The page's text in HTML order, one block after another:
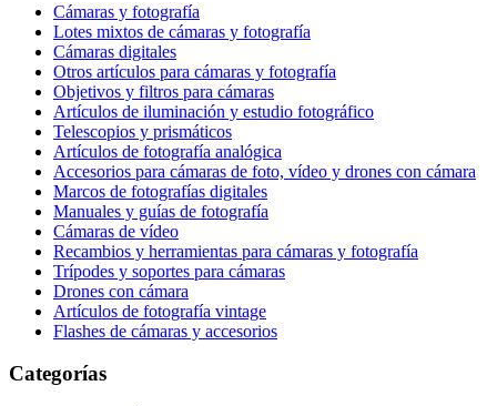
Cámaras y fotografía
Lotes mixtos de cámaras y fotografía
Cámaras digitales
Otros artículos para cámaras y fotografía
Objetivos y filtros para cámaras
Artículos de iluminación y estudio fotográfico
Telescopios y prismáticos
Artículos de fotografía analógica
Accesorios para cámaras de foto, vídeo y drones con cámara
Marcos de fotografías digitales
Manuales y guías de fotografía
Cámaras de vídeo
Recambios y herramientas para cámaras y fotografía
Trípodes y soportes para cámaras
Drones con cámara
Artículos de fotografía vintage
Flashes de cámaras y accesorios
Categorías